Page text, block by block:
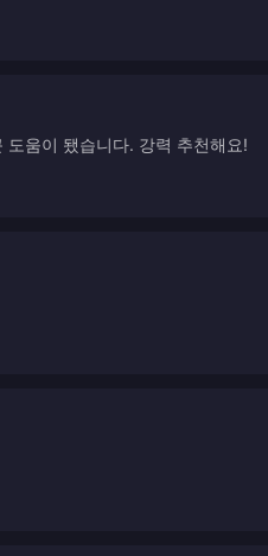
움이 됐습니다. 강력 추천해요!